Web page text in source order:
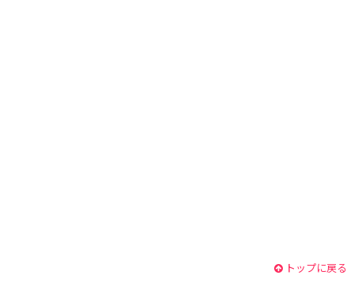
トップに戻る